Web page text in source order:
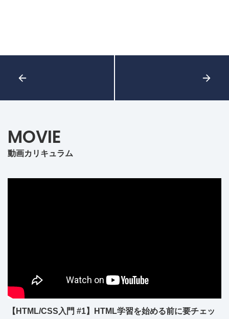
MOVIE
動画カリキュラム
【HTML/CSS入門 #1】HTML学習を始める前に要チェッ